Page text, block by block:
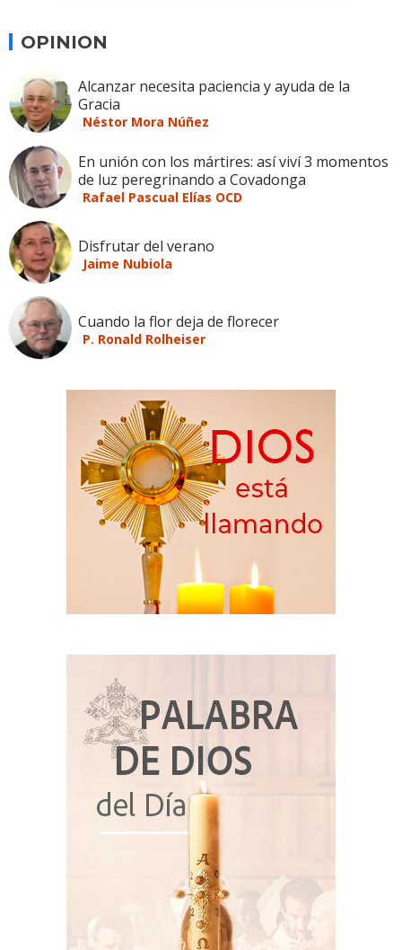
OPINION
Alcanzar necesita paciencia y ayuda de la
Gracia
Néstor Mora Núñez
En unión con los mártires: así viví 3 momentos
de luz peregrinando a Covadonga
Rafael Pascual Elías OCD
Disfrutar del verano
Jaime Nubiola
Cuando la flor deja de florecer
P. Ronald Rolheiser